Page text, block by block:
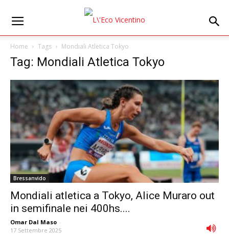
Home Tags Mondiali Atletica Tokyo
Tag: Mondiali Atletica Tokyo
Bressanvido
Mondiali atletica a Tokyo, Alice Muraro out
in semifinale nei 400hs....
Omar Dal Maso -
17 Settembre 2025